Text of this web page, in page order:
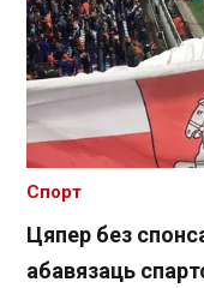
Цяпер без
абавязаць
Спорт